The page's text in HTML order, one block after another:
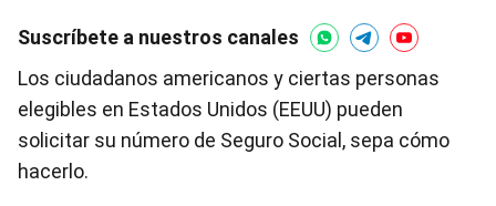
Suscríbete a nuestros canales
Los ciudadanos americanos y ciertas personas
elegibles en Estados Unidos (EEUU) pueden
solicitar su número de Seguro Social, sepa cómo
hacerlo.